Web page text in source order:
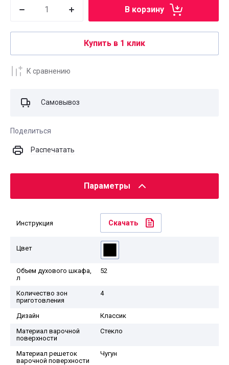
В корзину
Купить в 1 клик
К сравнению
Самовывоз
Поделиться
Распечатать
Параметры
Инструкция Скачать
Цвет
Объем духового шкафа,
л
52
Количество зон
приготовления
4
Дизайн
Классик
Материал варочной
поверхности
Стекло
Материал решеток
варочной поверхности
Чугун